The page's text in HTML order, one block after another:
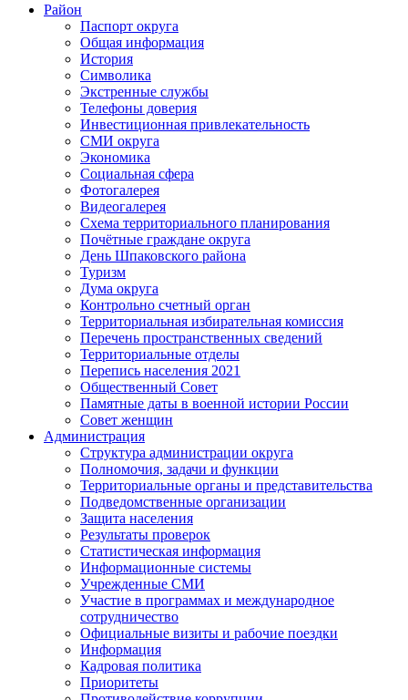
Район
Паспорт округа
Общая информация
История
Символика
Экстренные службы
Телефоны доверия
Инвестиционная привлекательность
СМИ округа
Экономика
Социальная сфера
Фотогалерея
Видеогалерея
Схема территориального планирования
Почётные граждане округа
День Шпаковского района
Туризм
Дума округа
Контрольно счетный орган
Территориальная избирательная комиссия
Перечень пространственных сведений
Территориальные отделы
Перепись населения 2021
Общественный Совет
Памятные даты в военной истории России
Совет женщин
Администрация
Структура администрации округа
Полномочия, задачи и функции
Территориальные органы и представительства
Подведомственные организации
Защита населения
Результаты проверок
Статистическая информация
Информационные системы
Учрежденные СМИ
Участие в программах и международное
сотрудничество
Официальные визиты и рабочие поездки
Информация
Кадровая политика
Приоритеты